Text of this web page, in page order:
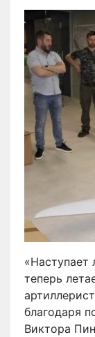
«Наступает
теперь
благодаря
Виктора